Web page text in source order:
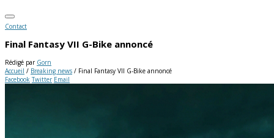
Contact
Final Fantasy VII G-Bike annoncé
Rédigé par Gorn
Accueil / Breaking news / Final Fantasy VII G-Bike annoncé
Facebook Twitter Email